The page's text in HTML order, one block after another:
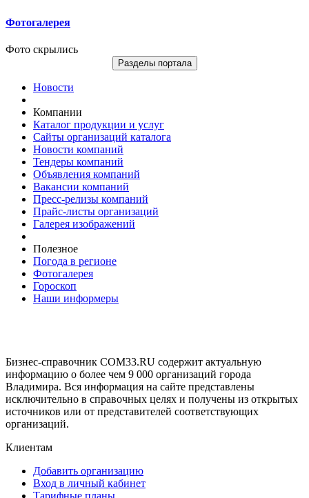
Фотогалерея
Фото скрылись
Разделы портала
Новости
Компании
Каталог продукции и услуг
Сайты организаций каталога
Новости компаний
Тендеры компаний
Объявления компаний
Вакансии компаний
Пресс-релизы компаний
Прайс-листы организаций
Галерея изображений
Полезное
Погода в регионе
Фотогалерея
Гороскоп
Наши информеры
Бизнес-справочник COM33.RU содержит актуальную
информацию о более чем 9 000 организаций города
Владимира. Вся информация на сайте представлены
исключительно в справочных целях и получены из открытых
источников или от представителей соответствующих
организаций.
Клиентам
Добавить организацию
Вход в личный кабинет
Тарифные планы